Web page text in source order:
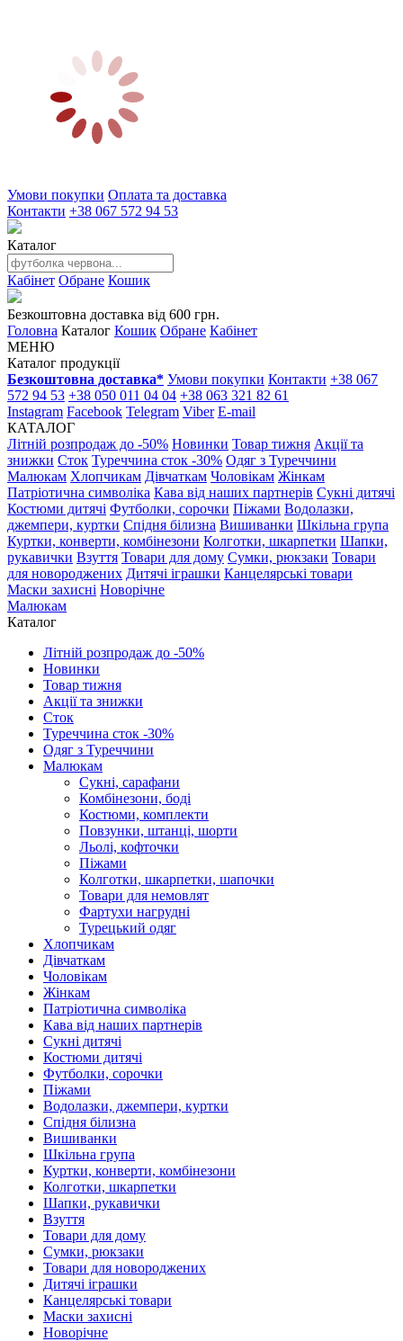
Умови покупки Оплата та доставка
Контакти +38 067 572 94 53
Каталог
Кабінет Обране Кошик
Безкоштовна доставка від 600 грн.
Головна Каталог Кошик Обране Кабінет
МЕНЮ
Каталог продукції
Безкоштовна доставка* Умови покупки Контакти +38 067
572 94 53 +38 050 011 04 04 +38 063 321 82 61
Instagram Facebook Telegram Viber E-mail
КАТАЛОГ
Літній розпродаж до -50% Новинки Товар тижня Акції та
знижки Сток Туреччина сток -30% Одяг з Туреччини
Малюкам Хлопчикам Дівчаткам Чоловікам Жінкам
Патріотична символіка Кава від наших партнерів Сукні дитячі
Костюми дитячі Футболки, сорочки Піжами Водолазки,
джемпери, куртки Спідня білизна Вишиванки Шкільна група
Куртки, конверти, комбінезони Колготки, шкарпетки Шапки,
рукавички Взуття Товари для дому Сумки, рюкзаки Товари
для новороджених Дитячі іграшки Канцелярські товари
Маски захисні Новорічне
Малюкам
Каталог
Літній розпродаж до -50%
Новинки
Товар тижня
Акції та знижки
Сток
Туреччина сток -30%
Одяг з Туреччини
Малюкам
Сукні, сарафани
Комбінезони, боді
Костюми, комплекти
Повзунки, штанці, шорти
Льолі, кофточки
Піжами
Колготки, шкарпетки, шапочки
Товари для немовлят
Фартухи нагрудні
Турецький одяг
Хлопчикам
Дівчаткам
Чоловікам
Жінкам
Патріотична символіка
Кава від наших партнерів
Сукні дитячі
Костюми дитячі
Футболки, сорочки
Піжами
Водолазки, джемпери, куртки
Спідня білизна
Вишиванки
Шкільна група
Куртки, конверти, комбінезони
Колготки, шкарпетки
Шапки, рукавички
Взуття
Товари для дому
Сумки, рюкзаки
Товари для новороджених
Дитячі іграшки
Канцелярські товари
Маски захисні
Новорічне